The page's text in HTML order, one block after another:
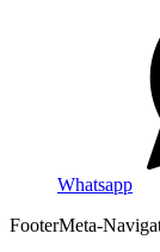
Whatsapp
FooterMeta-